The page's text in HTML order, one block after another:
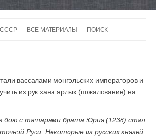
СССР
ВОЙНЫ
ВСЕ МАТЕРИАЛЫ
КАРТЫ
ПОИСК
вассалами монгольских императоров и
из рук хана ярлык (пожалование) на
в бою с татарами брата Юрия (1238) стал
Руси. Некоторые из русских князей